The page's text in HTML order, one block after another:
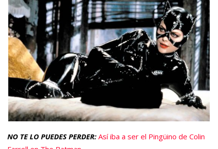
NO TE LO PUEDES PERDER: Así iba a ser el Pingüino de Colin